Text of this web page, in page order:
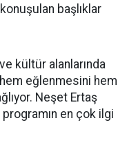
başlıklar
kültür alanlarında
eğlenmesini hem
Neşet Ertaş
en çok ilgi